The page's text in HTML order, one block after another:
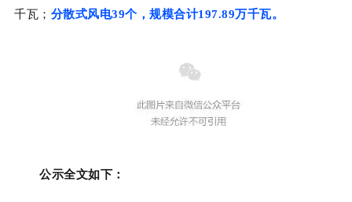
千瓦； 分散式风电39个，规模合计197.89万千瓦。
公示全文如下：